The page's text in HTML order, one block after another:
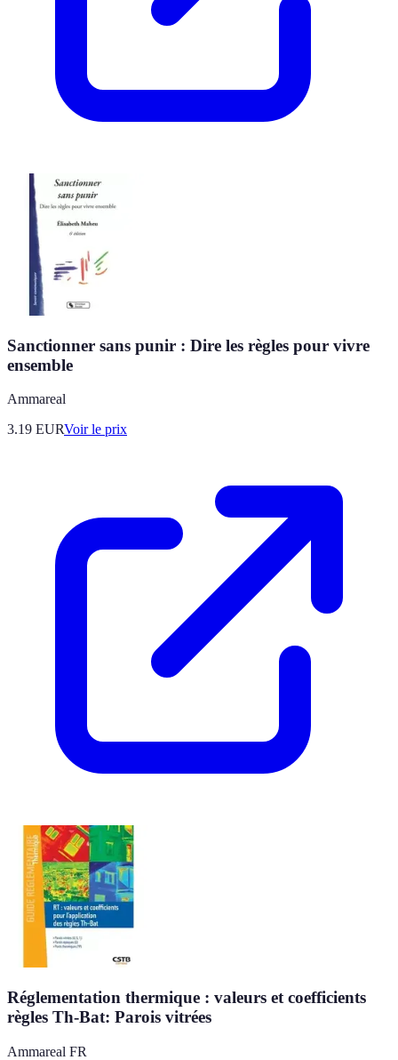
Sanctionner sans punir : Dire les règles pour vivre
ensemble
Ammareal
3.19 EURVoir le prix
Réglementation thermique : valeurs et coefficients
règles Th-Bat: Parois vitrées
Ammareal FR